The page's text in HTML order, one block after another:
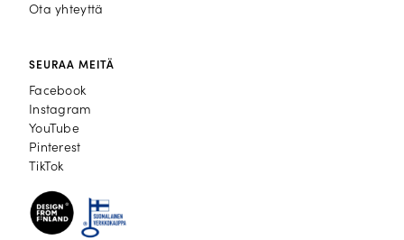
Ota yhteyttä
SEURAA MEITÄ
Facebook
Facebook
Instagram
Instagram
YouTube
YouTube
Pinterest
Pinterest
TikTok
TikTok